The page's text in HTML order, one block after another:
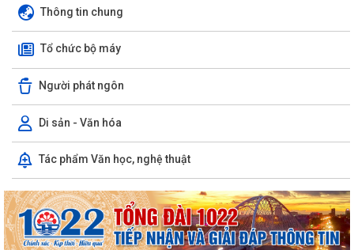
Thông tin chung
Tổ chức bộ máy
Người phát ngôn
Di sản - Văn hóa
Tác phẩm Văn học, nghệ thuật